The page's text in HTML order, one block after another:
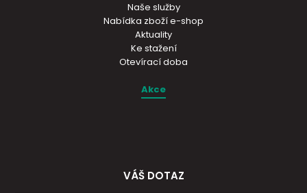
Naše služby
Nabídka zboží e-shop
Aktuality
Ke stažení
Otevírací doba
Akce
VÁŠ DOTAZ